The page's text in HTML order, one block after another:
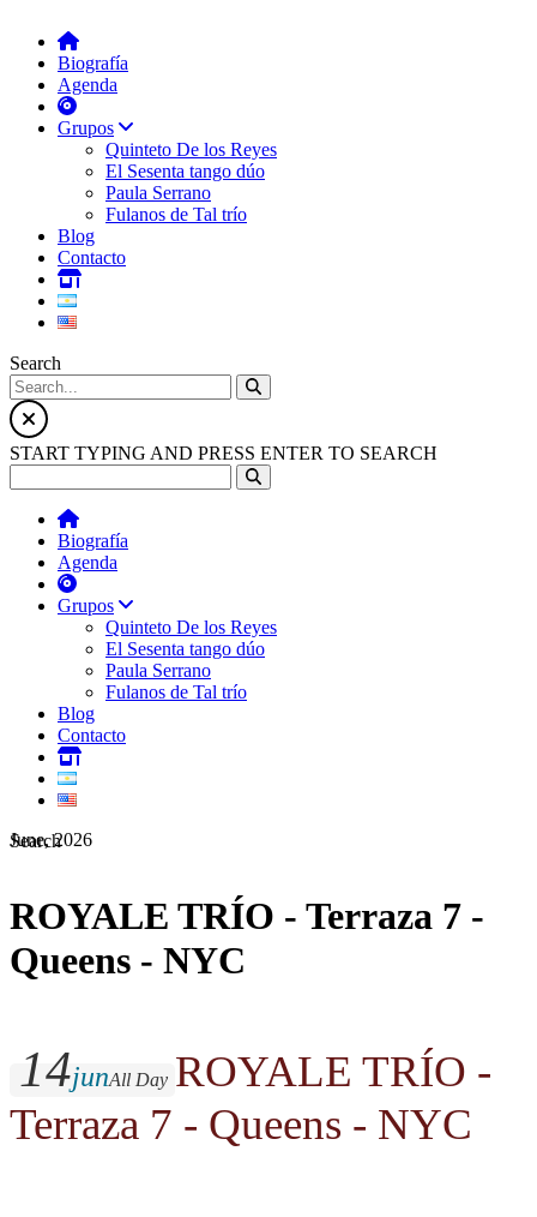
Biografía
Agenda
Grupos
Quinteto De los Reyes
El Sesenta tango dúo
Paula Serrano
Fulanos de Tal trío
Blog
Contacto
Search
START TYPING AND PRESS ENTER TO SEARCH
Biografía
Agenda
Grupos
Quinteto De los Reyes
El Sesenta tango dúo
Paula Serrano
Fulanos de Tal trío
Blog
Contacto
Search
June, 2026
ROYALE TRÍO - Terraza 7 -
Queens - NYC
14junAll Day ROYALE TRÍO -
Terraza 7 - Queens - NYC